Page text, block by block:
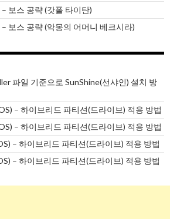
보스 공략 (갓폴 타이탄)
보스 공략 (악몽의 어머니 베크시라)
파일 기준으로 SunShine(선샤인) 설치 방
– 하이브리드 파티션(드라이브) 적용 방법
– 하이브리드 파티션(드라이브) 적용 방법
– 하이브리드 파티션(드라이브) 적용 방법
– 하이브리드 파티션(드라이브) 적용 방법